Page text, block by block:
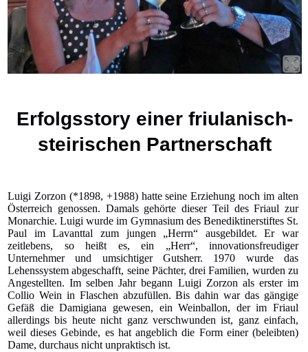
Erfolgsstory einer friulanisch-
steirischen Partnerschaft
Luigi Zorzon (*1898, +1988) hatte seine Erziehung noch im alten
Österreich genossen. Damals gehörte dieser Teil des Friaul zur
Monarchie. Luigi wurde im Gymnasium des Benediktinerstiftes St.
Paul im Lavanttal zum jungen „Herrn“ ausgebildet. Er war
zeitlebens, so heißt es, ein „Herr“, innovationsfreudiger
Unternehmer und umsichtiger Gutsherr. 1970 wurde das
Lehenssystem abgeschafft, seine Pächter, drei Familien, wurden zu
Angestellten. Im selben Jahr begann Luigi Zorzon als erster im
Collio Wein in Flaschen abzufüllen. Bis dahin war das gängige
Gefäß die Damigiana gewesen, ein Weinballon, der im Friaul
allerdings bis heute nicht ganz verschwunden ist, ganz einfach,
weil dieses Gebinde, es hat angeblich die Form einer (beleibten)
Dame, durchaus nicht unpraktisch ist.